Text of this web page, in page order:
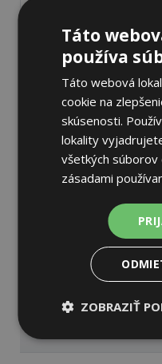
K odberu na 17
260,32 €
241,77 €
Táto
používa
Táto webová
cookie na
skúsenosti.
lokality
všetkých súborov
zásadami
ZOBRAZIŤ